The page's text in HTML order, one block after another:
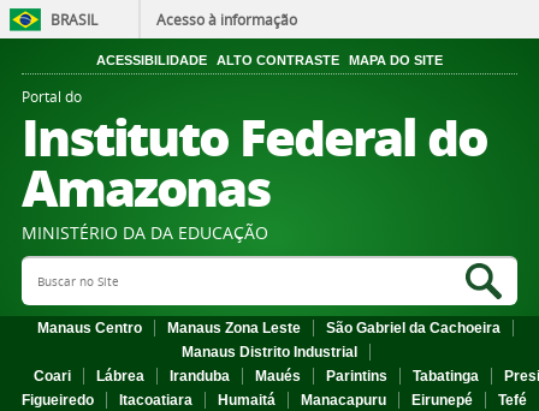
BRASIL Acesso à informação
ACESSIBILIDADE ALTO CONTRASTE MAPA DO SITE
Portal do
Instituto Federal do
Amazonas
MINISTÉRIO DA DA EDUCAÇÃO
Search Site
Manaus Centro Manaus Zona Leste
São Gabriel da Cachoeira
Manaus Distrito Industrial
Coari
Lábrea Iranduba Maués Parintins Tabatinga
Figueiredo
Itacoatiara Humaitá Manacapuru Eirunepé
Tefé